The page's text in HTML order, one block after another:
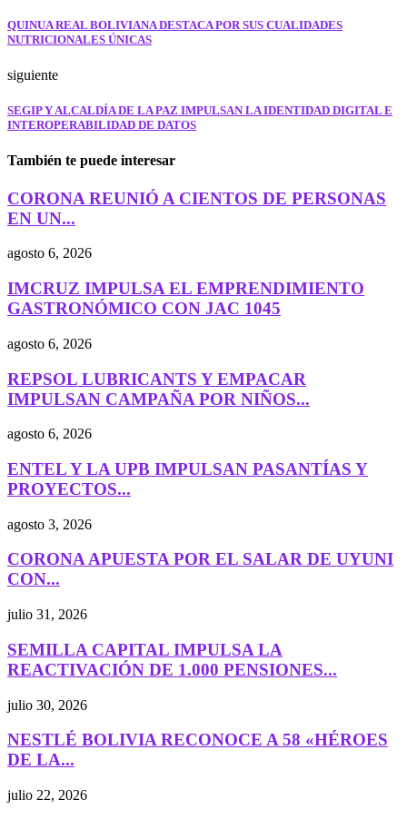
QUINUA REAL BOLIVIANA DESTACA POR SUS CUALIDADES
NUTRICIONALES ÚNICAS
siguiente
SEGIP Y ALCALDÍA DE LA PAZ IMPULSAN LA IDENTIDAD DIGITAL E
INTEROPERABILIDAD DE DATOS
También te puede interesar
CORONA REUNIÓ A CIENTOS DE PERSONAS
EN UN...
agosto 6, 2026
IMCRUZ IMPULSA EL EMPRENDIMIENTO
GASTRONÓMICO CON JAC 1045
agosto 6, 2026
REPSOL LUBRICANTS Y EMPACAR
IMPULSAN CAMPAÑA POR NIÑOS...
agosto 6, 2026
ENTEL Y LA UPB IMPULSAN PASANTÍAS Y
PROYECTOS...
agosto 3, 2026
CORONA APUESTA POR EL SALAR DE UYUNI
CON...
julio 31, 2026
SEMILLA CAPITAL IMPULSA LA
REACTIVACIÓN DE 1.000 PENSIONES...
julio 30, 2026
NESTLÉ BOLIVIA RECONOCE A 58 «HÉROES
DE LA...
julio 22, 2026